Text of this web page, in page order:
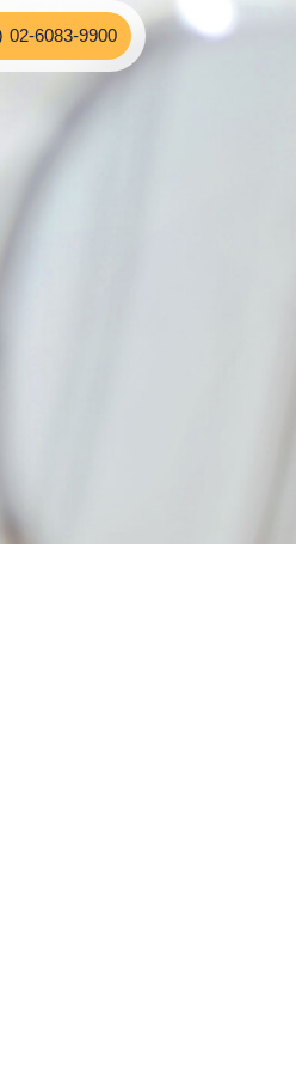
02-6083-9900